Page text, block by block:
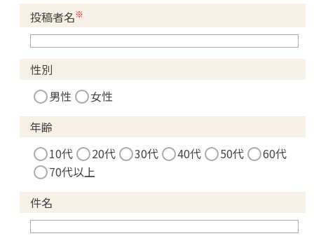
投稿者名※
性別
男性
女性
年齢
10代
20代 30代 40代 50代
60代
70代以上
件名